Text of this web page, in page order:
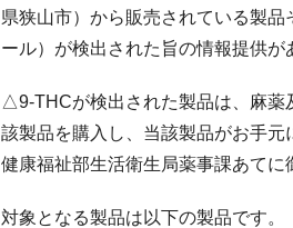
県狭山市）から販売されている製
ール）が検出された旨の情報提供が
△9-THCが検出された製品は、麻薬
該製品を購入し、当該製品がお手
健康福祉部生活衛生局薬事課あてに
対象となる製品は以下の製品です。